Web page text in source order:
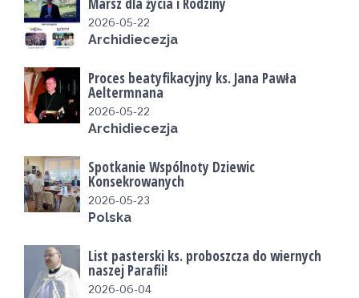
2026-05-22
Archidiecezja
Proces beatyfikacyjny ks. Jana Pawła
Aeltermnana
2026-05-22
Archidiecezja
Spotkanie Wspólnoty Dziewic
Konsekrowanych
2026-05-23
Polska
List pasterski ks. proboszcza do wiernych
naszej Parafii!
2026-06-04